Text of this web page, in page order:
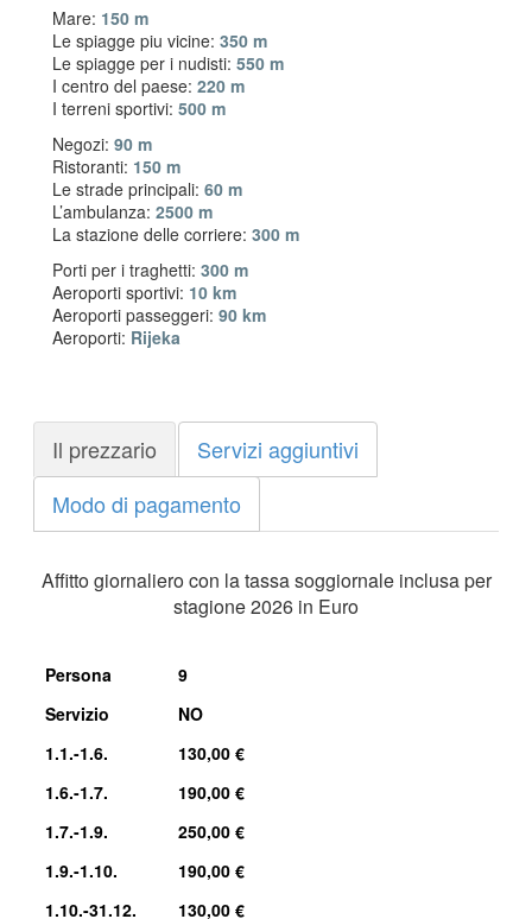
Mare: 150 m
Le spiagge piu vicine: 350 m
Le spiagge per i nudisti: 550 m
I centro del paese: 220 m
I terreni sportivi: 500 m
Negozi: 90 m
Ristoranti: 150 m
Le strade principali: 60 m
L’ambulanza: 2500 m
La stazione delle corriere: 300 m
Porti per i traghetti: 300 m
Aeroporti sportivi: 10 km
Aeroporti passeggeri: 90 km
Aeroporti: Rijeka
Il prezzario
Servizi aggiuntivi
Modo di pagamento
Affitto giornaliero con la tassa soggiornale inclusa per
stagione 2026 in Euro
Persona
9
Servizio
NO
1.1.-1.6.
130,00 €
1.6.-1.7.
190,00 €
1.7.-1.9.
250,00 €
1.9.-1.10.
190,00 €
1.10.-31.12.
130,00 €